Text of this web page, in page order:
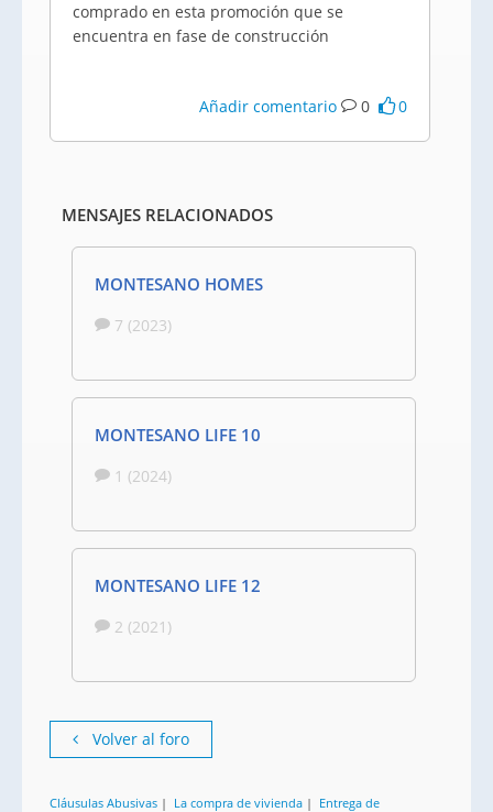
comprado en esta promoción que se
encuentra en fase de construcción
Añadir comentario 0 0
MENSAJES RELACIONADOS
MONTESANO HOMES
7 (2023)
MONTESANO LIFE 10
1 (2024)
MONTESANO LIFE 12
2 (2021)
Volver al foro
Cláusulas Abusivas | La compra de vivienda | Entrega de